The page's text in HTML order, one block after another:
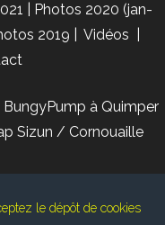
Photos 2020 (jan-
2019 Vidéos
à Quimper
Sizun / Cornouaille
le dépôt de cookies